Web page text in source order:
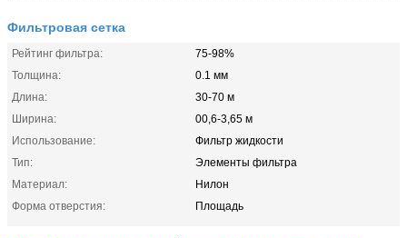
Фильтровая сетка
Рейтинг фильтра:
75-98%
Толщина:
0.1 мм
Длина:
30-70 м
Ширина:
00,6-3,65 м
Использование:
Фильтр жидкости
Тип:
Элементы фильтра
Материал:
Нилон
Форма отверстия:
Площадь